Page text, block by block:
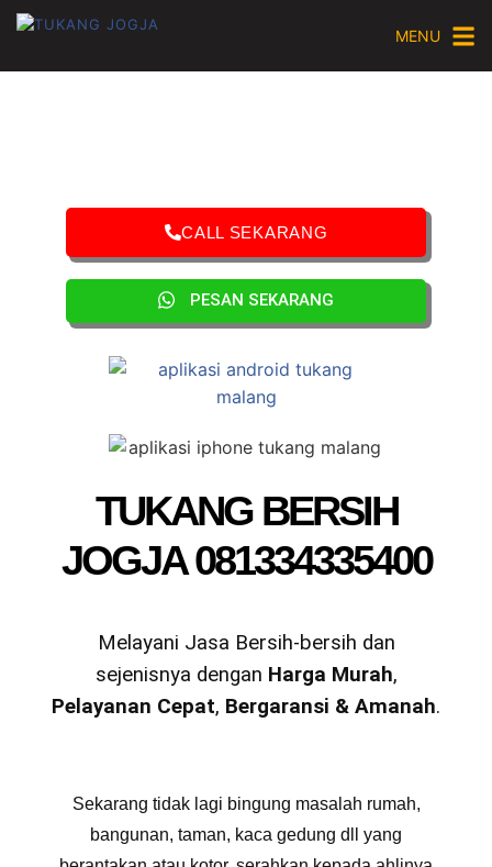
MENU
TUKANG BERSIH
JOGJA 081334335400
Melayani Jasa Bersih-bersih dan
sejenisnya dengan Harga Murah,
Pelayanan Cepat, Bergaransi & Amanah.
Sekarang tidak lagi bingung masalah rumah,
bangunan, taman, kaca gedung dll yang
CALL SEKARANG
PESAN SEKARANG